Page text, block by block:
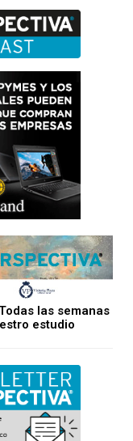
las semanas
estudio